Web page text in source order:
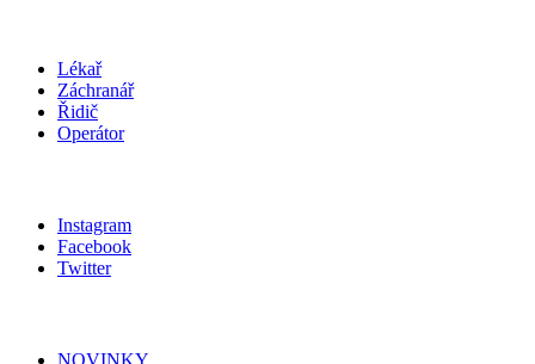
Lékař
Záchranář
Řidič
Operátor
Instagram
Facebook
Twitter
NOVINKY